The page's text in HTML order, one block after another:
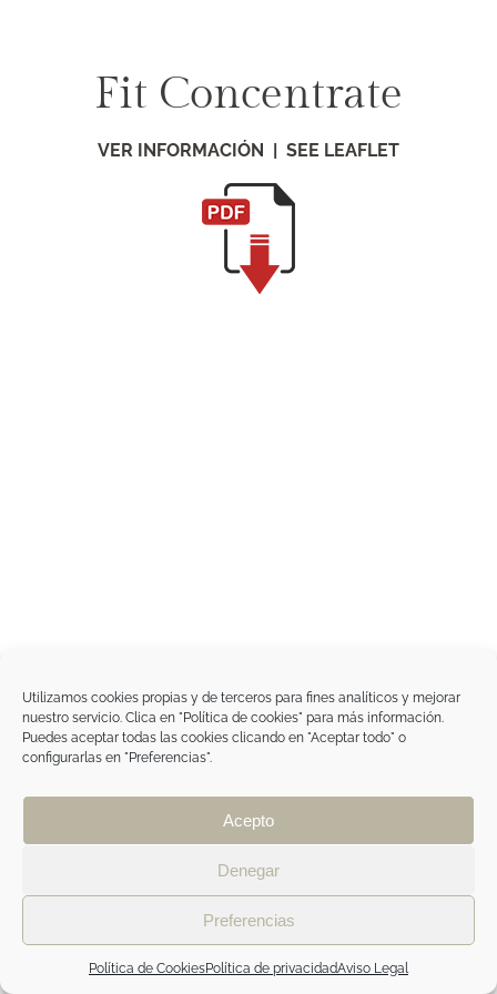
Utilizamos cookies propias y de terceros para fines analíticos y mejorar
nuestro servicio. Clica en "Política de cookies" para más información.
Puedes aceptar todas las cookies clicando en "Aceptar todo" o
configurarlas en "Preferencias".
Acepto
Denegar
Preferencias
Política de CookiesPolítica de privacidadAviso Legal
Fit Concentrate
VER INFORMACIÓN | SEE LEAFLET